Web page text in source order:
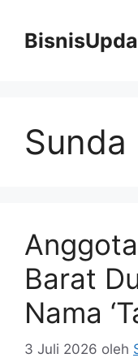
Sunda
Barat
Nama
3 Juli 2026 oleh